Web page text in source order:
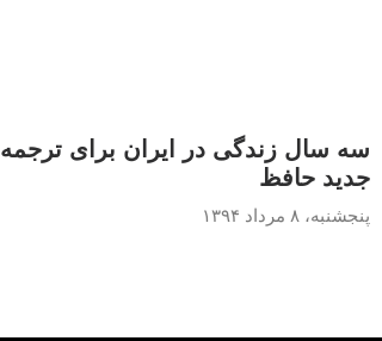
سه سال زندگی در ایران برای ترجمه‌
جدید حافظ
پنجشنبه، ۸ مرداد ۱۳۹۴